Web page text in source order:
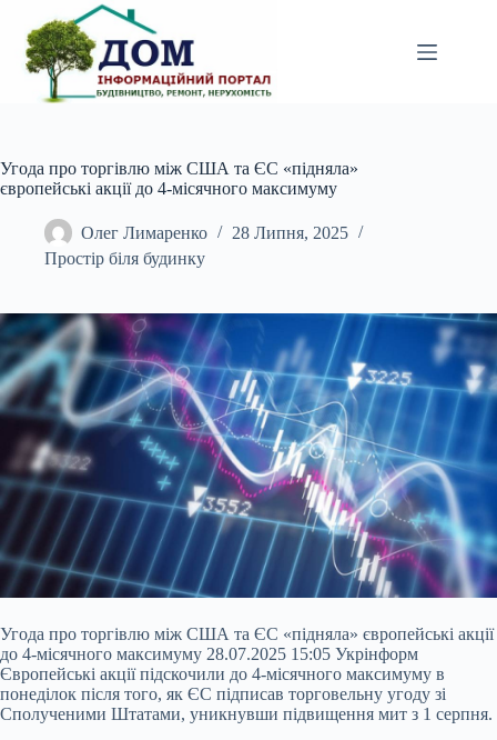
вмісту
Угода про торгівлю між США та ЄС «підняла»
європейські акції до 4-місячного максимуму
Олег Лимаренко
28 Липня, 2025
Простір біля будинку
Угода про торгівлю між США та ЄС «підняла» європейські акції
до 4-місячного максимуму 28.07.2025 15:05 Укрінформ
Європейські акції підскочили до 4-місячного максимуму в
понеділок після того, як ЄС підписав торговельну угоду зі
Сполученими Штатами, уникнувши підвищення мит з 1 серпня.